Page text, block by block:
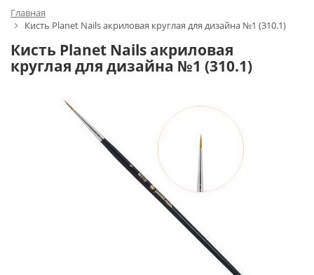
Одноразовая
продукция
Пилки
ГЕЛЬ ЛАКИ
Главная
Кисть Planet Nails акриловая круглая для дизайна №1 (310.1)
Кисть Planet Nails акриловая
круглая для дизайна №1 (310.1)